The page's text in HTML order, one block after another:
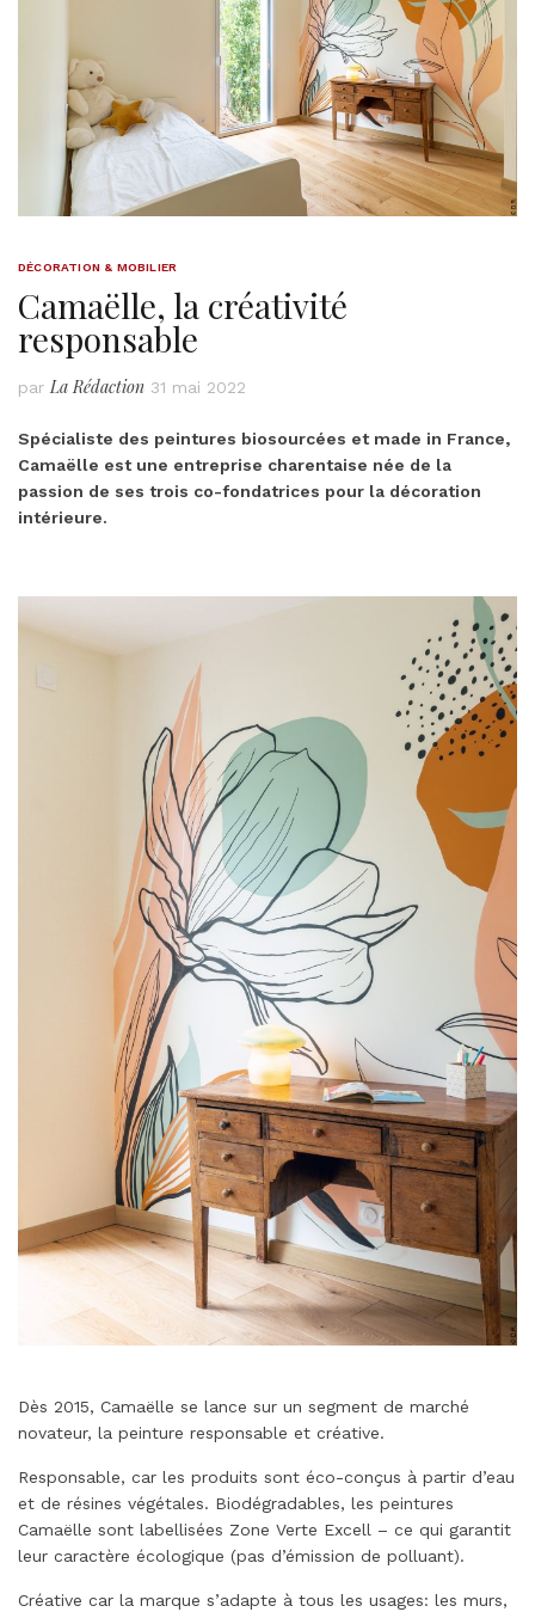
DÉCORATION & MOBILIER
Camaëlle, la créativité
responsable
parLa Rédaction 31 mai 2022
Spécialiste des peintures biosourcées et made in France,
Camaëlle est une entreprise charentaise née de la
passion de ses trois co-fondatrices pour la décoration
intérieure.
Dès 2015, Camaëlle se lance sur un segment de marché
novateur, la peinture responsable et créative.
Responsable, car les produits sont éco-conçus à partir d’eau
et de résines végétales. Biodégradables, les peintures
Camaëlle sont labellisées Zone Verte Excell – ce qui garantit
leur caractère écologique (pas d’émission de polluant).
Créative car la marque s’adapte à tous les usages: les murs,